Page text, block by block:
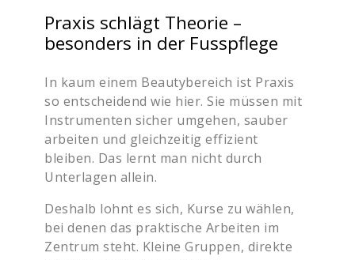
Praxis schlägt Theorie –
besonders in der Fusspflege
In kaum einem Beautybereich ist Praxis
so entscheidend wie hier. Sie müssen mit
Instrumenten sicher umgehen, sauber
arbeiten und gleichzeitig effizient
bleiben. Das lernt man nicht durch
Unterlagen allein.
Deshalb lohnt es sich, Kurse zu wählen,
bei denen das praktische Arbeiten im
Zentrum steht. Kleine Gruppen, direkte